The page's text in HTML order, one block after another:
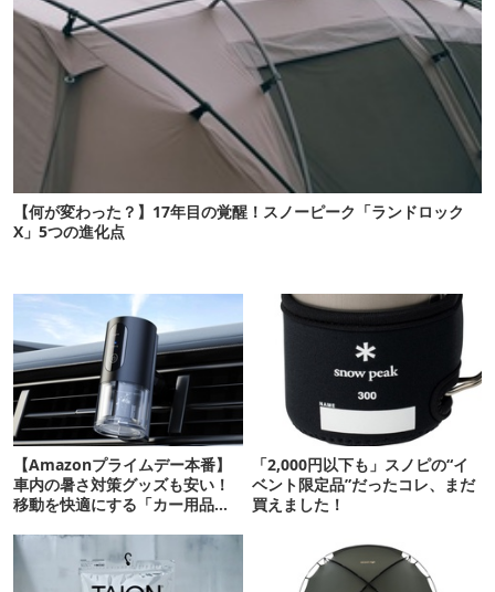
【何が変わった？】17年目の覚醒！スノーピーク「ランドロック
X」5つの進化点
【Amazonプライムデー本番】
車内の暑さ対策グッズも安い！
移動を快適にする「カー用品」
「2,000円以下も」スノピの“イ
ベント限定品”だったコレ、まだ
買えました！